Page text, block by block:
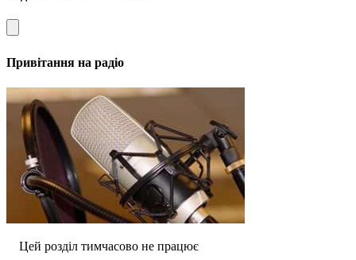
Привітання на радіо
Цей розділ тимчасово не працює